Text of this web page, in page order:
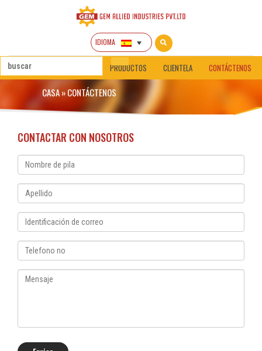
IDIOMA
CASA PRODUCTOS CLIENTELA CONTÁCTENOS
CASA»CONTÁCTENOS
CONTACTAR CON NOSOTROS